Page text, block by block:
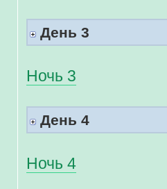
День 3
Ночь 3
День 4
Ночь 4